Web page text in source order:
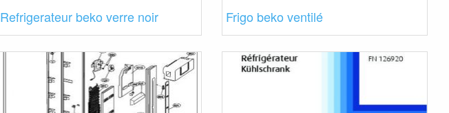
Refrigerateur beko verre noir Frigo beko ventilé